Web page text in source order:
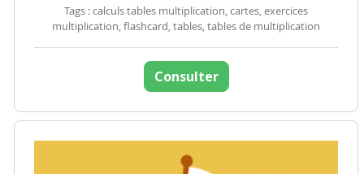
Tags : calculs tables multiplication, cartes, exercices
multiplication, flashcard, tables, tables de multiplication
Consulter